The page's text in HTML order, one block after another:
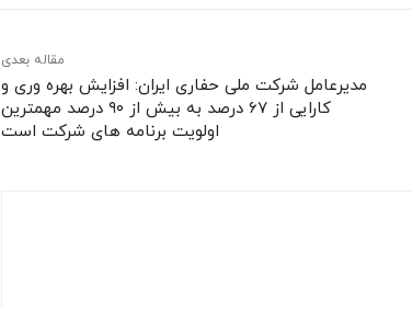
مقاله بعدی
مدیرعامل شرکت ملی حفاری ایران: افزایش بهره وری و
کارایی از ۶۷ درصد به بیش از ۹۰ درصد مهمترین
اولویت برنامه های شرکت است